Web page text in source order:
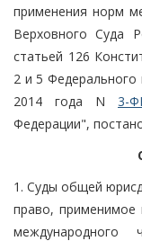
применения норм
Верховного Суда
статьей 126
2 и 5 Федерального
2014 года N 3-
Федерации",
1. Суды общей
право,